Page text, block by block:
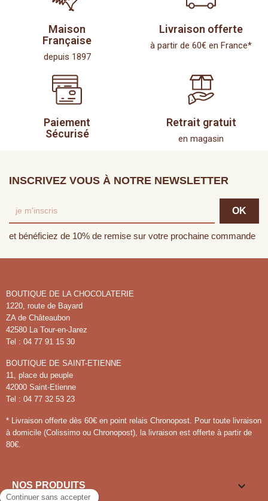
Maison
Française
depuis 1897
Livraison offerte
à partir de 60€ en France*
Paiement
Sécurisé
Retrait gratuit
en magasin
INSCRIVEZ VOUS À NOTRE NEWSLETTER
et bénéficiez de 10% de remise sur votre prochaine commande
BOUTIQUE DE LA CHOCOLATERIE
1220, route de Bayard
ZA de Châteaubon
42580 La Tour-en-Jarez
Tel : 04 77 91 15 30
BOUTIQUE DE SAINT-ETIENNE
11, place du peuple
42000 Saint-Etienne
Tel : 04 77 32 53 23
* Livraison offerte dès 60€ en point relais Chronopost. Pour toute livraison
à domicile (Colissimo ou Chronopost), la livraison est offerte à partir de
80€.
NOS PRODUITS 